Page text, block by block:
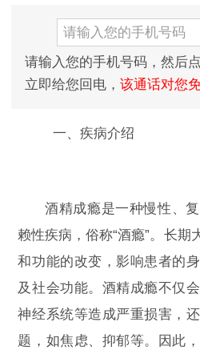
请输入您的手机号码，然后
立即给您回电， 该通话对您
一、疾病介绍
酒精成瘾是一种慢性、
赖性疾病，俗称“酒瘾”。长期
和功能的改变，影响患者的
及社会功能。酒精成瘾不仅
神经系统等造成严重损害，
题，如焦虑、抑郁等。因此